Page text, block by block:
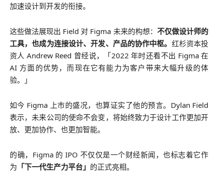
加速设计到开发的衔接。
这些做法展现出 Field 对 Figma 未来的构想： 不仅做设计师的
工具，也成为连接设计、开发、产品的协作中枢。 红杉资本投
资人 Andrew Reed 曾经说，「2022 年时还看不出 Figma 在
AI 方面的优势，而现在它有能力为客户带来大幅升级的体
验。」
如今 Figma 上市的盛况，也算证实了他的预言。Dylan Field
表示，未来公司的使命不会变，将始终致力于设计工作更加开
放、更加协作、也更加智能。
的确，Figma 的 IPO 不仅仅是一个财经新闻，也标志着它作
为 「下一代生产力平台」 的正式亮相。